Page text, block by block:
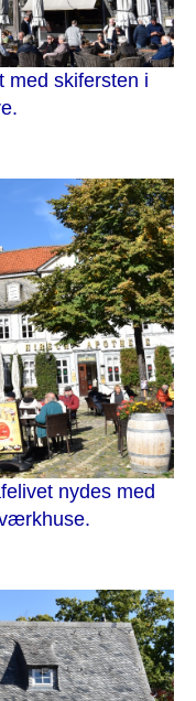
med skifersten i
nydes med